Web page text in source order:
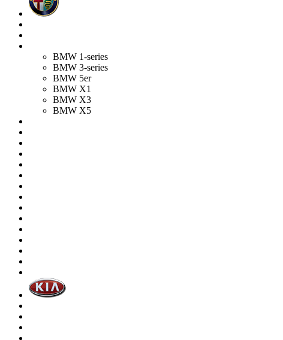
BMW 1-series
BMW 3-series
BMW 5er
BMW X1
BMW X3
BMW X5